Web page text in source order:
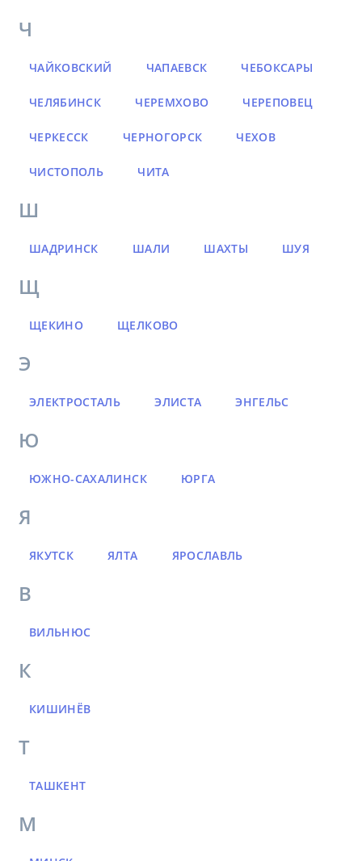
Ч
ЧАЙКОВСКИЙ ЧАПАЕВСК ЧЕБОКСАРЫ
ЧЕЛЯБИНСК ЧЕРЕМХОВО ЧЕРЕПОВЕЦ
ЧЕРКЕССК ЧЕРНОГОРСК ЧЕХОВ
ЧИСТОПОЛЬ ЧИТА
Ш
ШАДРИНСК ШАЛИ ШАХТЫ ШУЯ
Щ
ЩЕКИНО ЩЕЛКОВО
Э
ЭЛЕКТРОСТАЛЬ ЭЛИСТА ЭНГЕЛЬС
Ю
ЮЖНО-САХАЛИНСК ЮРГА
Я
ЯКУТСК ЯЛТА ЯРОСЛАВЛЬ
В
ВИЛЬНЮС
К
КИШИНЁВ
Т
ТАШКЕНТ
М